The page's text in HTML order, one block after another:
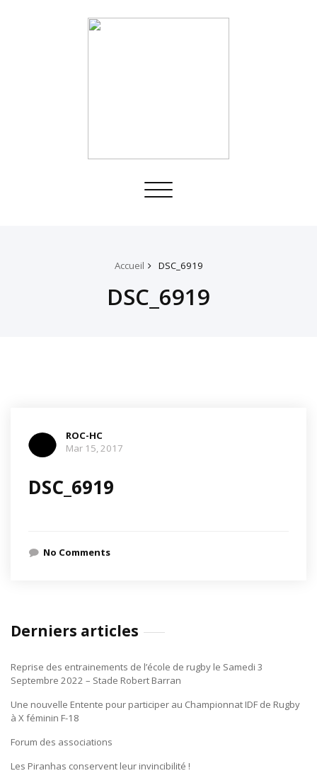
Toggle
Accueil DSC_6919
DSC_6919
ROC-HC
Mar 15, 2017
DSC_6919
No Comments
Derniers articles
Reprise des entrainements de l’école de rugby le Samedi 3
Septembre 2022 – Stade Robert Barran
Une nouvelle Entente pour participer au Championnat IDF de Rugby
à X féminin F-18
Forum des associations
Les Piranhas conservent leur invincibilité !